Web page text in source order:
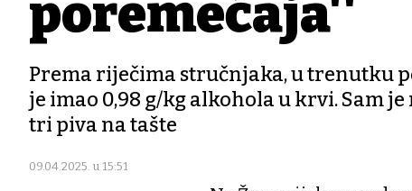
poremećaja''
Prema riječima stručnjaka, u trenutku
je imao 0,98 g/kg alkohola u krvi. Sam je
tri piva na tašte
09.04.2025. u 15:51